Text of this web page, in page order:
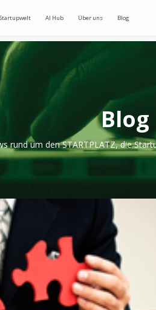
Startupwelt AI Hub Über uns Blog
Blog
rund um den STARTPLATZ, die